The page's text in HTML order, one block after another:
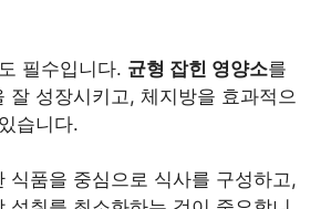
필수입니다. 균형 잡힌 영양소를
잘 성장시키고, 체지방을 효과적으
습니다.
식품을 중심으로 식사를 구성하고,